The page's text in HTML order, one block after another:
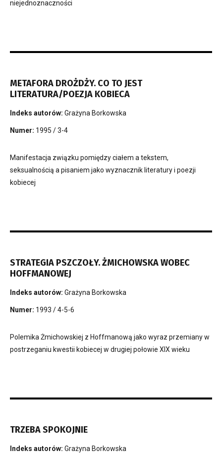
niejednoznaczności
METAFORA DROŻDŻY. CO TO JEST
LITERATURA/POEZJA KOBIECA
Indeks autorów: Grażyna Borkowska
Numer: 1995 / 3-4
Manifestacja związku pomiędzy ciałem a tekstem,
seksualnością a pisaniem jako wyznacznik literatury i poezji
kobiecej
STRATEGIA PSZCZOŁY. ŻMICHOWSKA WOBEC
HOFFMANOWEJ
Indeks autorów: Grażyna Borkowska
Numer: 1993 / 4-5-6
Polemika Żmichowskiej z Hoffmanową jako wyraz przemiany w
postrzeganiu kwestii kobiecej w drugiej połowie XIX wieku
TRZEBA SPOKOJNIE
Indeks autorów: Grażyna Borkowska